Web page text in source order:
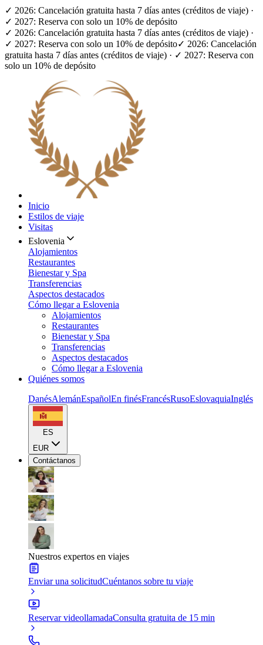
✓ 2026: Cancelación gratuita hasta 7 días antes (créditos de viaje) ·
✓ 2027: Reserva con solo un 10% de depósito
✓ 2026: Cancelación gratuita hasta 7 días antes (créditos de viaje) ·
✓ 2027: Reserva con solo un 10% de depósito✓ 2026: Cancelación
gratuita hasta 7 días antes (créditos de viaje) · ✓ 2027: Reserva con
solo un 10% de depósito
Inicio
Estilos de viaje
Visitas
Eslovenia
Alojamientos
Restaurantes
Bienestar y Spa
Transferencias
Aspectos destacados
Cómo llegar a Eslovenia
Alojamientos
Restaurantes
Bienestar y Spa
Transferencias
Aspectos destacados
Cómo llegar a Eslovenia
Quiénes somos
DanésAlemánEspañolEn finésFrancésRusoEslovaquiaInglés
ES
EUR
Contáctanos
Nuestros expertos en viajes
Enviar una solicitudCuéntanos sobre tu viaje
Reservar videollamadaConsulta gratuita de 15 min